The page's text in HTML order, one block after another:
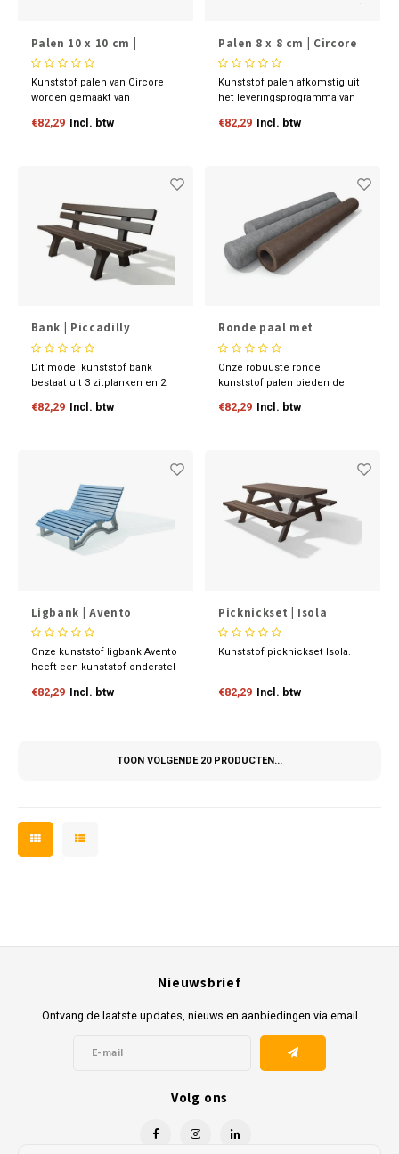
Palen 10 x 10 cm |
Circore
Kunststof palen van Circore
worden gemaakt van
afgedankte auto’s. Het
€82,29 Incl. btw
Palen 8 x 8 cm | Circore
Kunststof palen afkomstig uit
het leveringsprogramma van
€82,29 Incl. btw
Bank | Piccadilly
Dit model kunststof bank
bestaat uit 3 zitplanken en 2
planken hebben een dikte van
€82,29 Incl. btw
Ronde paal met
gekruinde kop
Onze robuuste ronde
kunststof palen bieden de
kracht en duurzaamheid.
duurzamere toekomst.
€82,29 Incl. btw
Ligbank | Avento
Onze kunststof ligbank Avento
heeft een kunststof onderstel
gemaakt is van versterkte
€82,29 Incl. btw
Picknickset | Isola
Kunststof picknickset Isola.
€82,29 Incl. btw
TOON VOLGENDE 20PRODUCTEN...
Nieuwsbrief
Ontvang de laatste updates, nieuws en aanbiedingen via email
Volg ons